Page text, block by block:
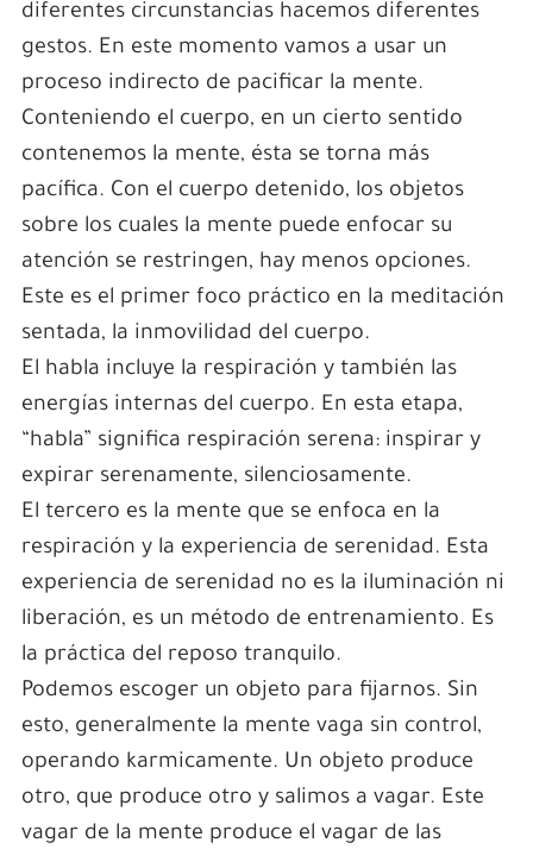
diferentes circunstancias hacemos diferentes
gestos. En este momento vamos a usar un
proceso indirecto de pacificar la mente.
Conteniendo el cuerpo, en un cierto sentido
contenemos la mente, ésta se torna más
pacífica. Con el cuerpo detenido, los objetos
sobre los cuales la mente puede enfocar su
atención se restringen, hay menos opciones.
Este es el primer foco práctico en la meditación
sentada, la inmovilidad del cuerpo.
El habla incluye la respiración y también las
energías internas del cuerpo. En esta etapa,
“habla” significa respiración serena: inspirar y
expirar serenamente, silenciosamente.
El tercero es la mente que se enfoca en la
respiración y la experiencia de serenidad. Esta
experiencia de serenidad no es la iluminación ni
liberación, es un método de entrenamiento. Es
la práctica del reposo tranquilo.
Podemos escoger un objeto para fijarnos. Sin
esto, generalmente la mente vaga sin control,
operando karmicamente. Un objeto produce
otro, que produce otro y salimos a vagar. Este
vagar de la mente produce el vagar de las